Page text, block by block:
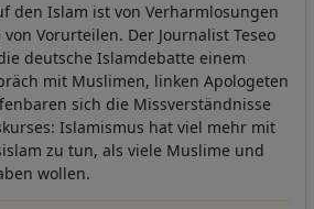
den Islam ist von Verharmlosungen
Vorurteilen. Der Journalist Teseo
deutsche Islamdebatte einem
mit Muslimen, linken Apologeten
sich die Missverständnisse
Islamismus hat viel mehr mit
zu tun, als viele Muslime und
wollen.